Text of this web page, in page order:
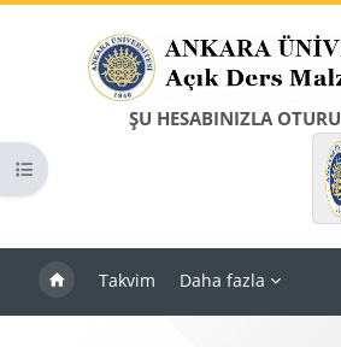
ŞU HESABINIZLA
Takvim Daha fazla
Kurs dizinini aç